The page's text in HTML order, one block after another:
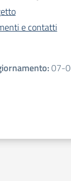
e contatti
:07-